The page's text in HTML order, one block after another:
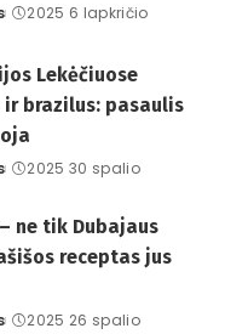
2025 6 lapkričio
Lekėčiuose
brazilus: pasaulis
2025 30 spalio
ne tik Dubajaus
receptas jus
2025 26 spalio